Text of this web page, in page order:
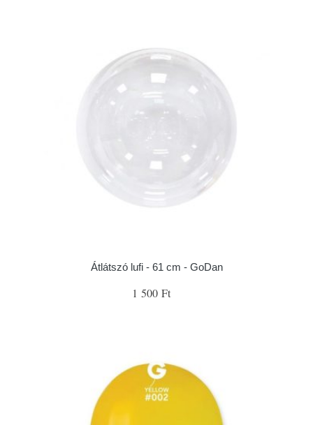
Átlátszó lufi - 61 cm - GoDan
1 500 Ft